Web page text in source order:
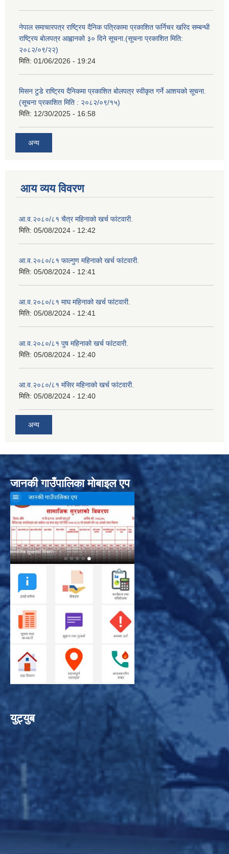
नेपाल समाचारपत्र राष्ट्रिय दैनिक पत्रिकामा प्रकाशित फर्निचर खरिद सम्बन्धी
राष्ट्रिय बोलपत्र आह्वानको ३० दिने सूचना.(सूचना प्रकाशित मिति:
२०८२/०९/२२)
मिति: 01/06/2026 - 19:24
मिसन टुडे राष्ट्रिय दैनिकमा प्रकाशित बोलपत्र स्वीकृत गर्ने आशयको सूचना.
(सूचना प्रकाशित मिति : २०८२/०९/१५)
मिति: 12/30/2025 - 16:58
अन्य
आय व्यय विवरण
आ.व.२०८०/८१ चैत्र महिनाको खर्च फांटवारी.
मिति: 05/08/2024 - 12:42
आ.व.२०८०/८१ फाल्गुण महिनाको खर्च फांटवारी.
मिति: 05/08/2024 - 12:41
आ.व.२०८०/८१ माघ महिनाको खर्च फांटवारी.
मिति: 05/08/2024 - 12:41
आ.व.२०८०/८१ पुष महिनाको खर्च फांटवारी.
मिति: 05/08/2024 - 12:40
आ.व.२०८०/८१ मंसिर महिनाको खर्च फांटवारी.
मिति: 05/08/2024 - 12:40
अन्य
जानकी गाउँपालिका मोबाइल एप
युट्युब